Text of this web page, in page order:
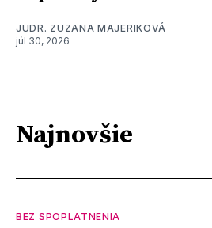
JUDR. ZUZANA MAJERIKOVÁ
júl 30, 2026
Najnovšie
BEZ SPOPLATNENIA